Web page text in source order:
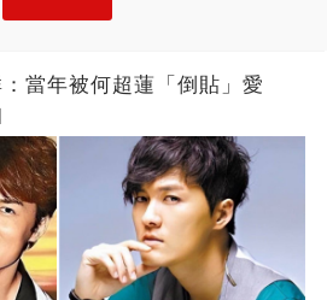
：當年被何超蓮「倒貼」愛